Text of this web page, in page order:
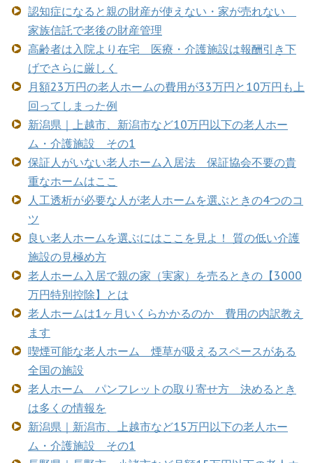
認知症になると親の財産が使えない・家が売れない
家族信託で老後の財産管理
高齢者は入院より在宅 医療・介護施設は報酬引き下
げでさらに厳しく
月額23万円の老人ホームの費用が33万円と10万円も上
回ってしまった例
新潟県｜上越市、新潟市など10万円以下の老人ホー
ム・介護施設 その1
保証人がいない老人ホーム入居法 保証協会不要の貴
重なホームはここ
人工透析が必要な人が老人ホームを選ぶときの4つのコ
ツ
良い老人ホームを選ぶにはここを見よ！ 質の低い介護
施設の見極め方
老人ホーム入居で親の家（実家）を売るときの【3000
万円特別控除】とは
老人ホームは1ヶ月いくらかかるのか 費用の内訳教え
ます
喫煙可能な老人ホーム 煙草が吸えるスペースがある
全国の施設
老人ホーム パンフレットの取り寄せ方 決めるとき
は多くの情報を
新潟県｜新潟市、上越市など15万円以下の老人ホー
ム・介護施設 その1